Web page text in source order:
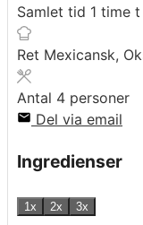
Samlet tid 1 time t
Ret Mexicansk,
Antal 4 personer
Del via email
Ingredienser
1x 2x 3x